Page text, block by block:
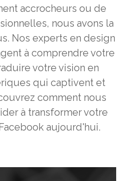
accrocheurs ou de
nous avons la
Nos experts en design
à comprendre votre
votre vision en
qui captivent et
comment nous
à transformer votre
aujourd'hui.